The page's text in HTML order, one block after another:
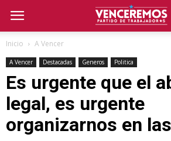
Inicio A Vencer
A Vencer Destacadas Generos Politica
Es urgente que el
legal, es urgente
organizarnos en